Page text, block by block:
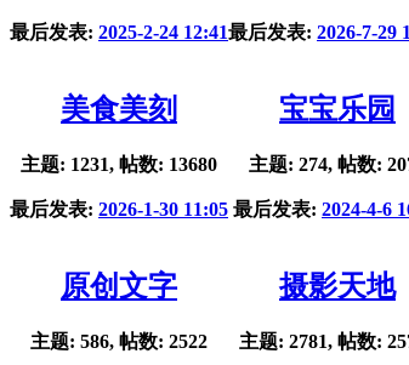
最后发表: 2025-2-24 12:41最后发表: 2026-7-29
美食美刻
主题: 1231, 帖数: 13680
最后发表: 2026-1-30 11:05
宝宝乐园
主题: 274, 帖数:
最后发表: 2024-4-6
原创文字
主题: 586, 帖数: 2522
摄影天地
主题: 2781, 帖数: